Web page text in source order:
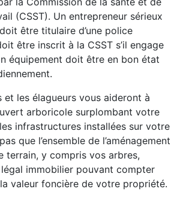
(CSST). Un entrepreneur sérieux
être titulaire d’une police
être inscrit à la CSST s’il engage
équipement doit être en bon état
et les élagueurs vous aideront à
arboricole surplombant votre
infrastructures installées sur votre
que l’ensemble de l’aménagement
terrain, y compris vos arbres,
immobilier pouvant compter
valeur foncière de votre propriété.